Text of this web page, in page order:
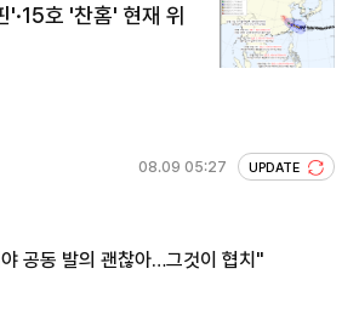
'·15호 '찬홈' 현재 위
08.09 05:27 UPDATE
공동 발의 괜찮아…그것이 협치"